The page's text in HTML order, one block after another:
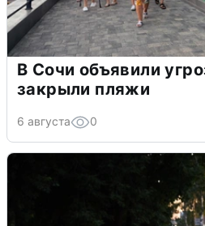
В Сочи объявили
закрыли пляжи
6 августа 0